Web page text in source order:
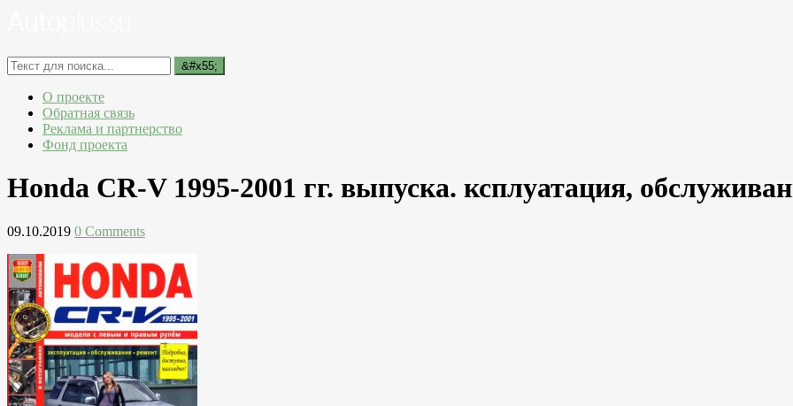
О проекте
Обратная связь
Реклама и партнерство
Фонд проекта
Honda CR-V 1995-2001 гг. выпуска. ксплуатация,
09.10.2019 0 Comments